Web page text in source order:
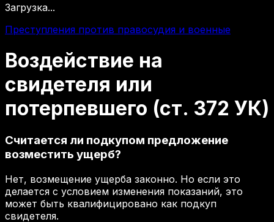
Загрузка...
Преступления против правосудия и военные
Воздействие на
свидетеля или
потерпевшего (ст. 372 УК)
Считается ли подкупом предложение
возместить ущерб?
Нет, возмещение ущерба законно. Но если это
делается с условием изменения показаний, это
может быть квалифицировано как подкуп
свидетеля.